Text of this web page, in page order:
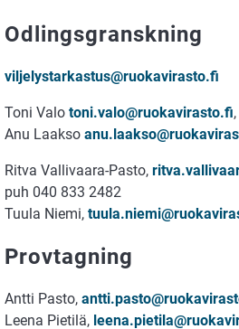
Odlingsgranskning
viljelystarkastus@ruokavirasto.fi
Toni Valo toni.valo@ruokavirasto.fi
Anu Laakso
Ritva Vallivaara-Pasto,
puh 040 833 2482
Tuula Niemi,
Provtagning
Antti Pasto,
Leena Pietilä,